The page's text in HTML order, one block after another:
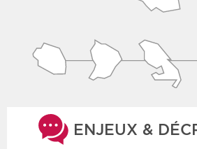
ENJEUX &